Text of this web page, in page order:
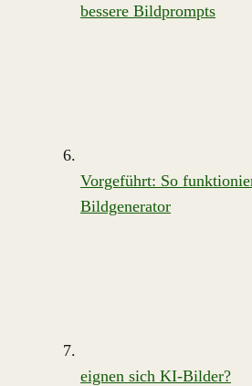
bessere Bildprompts
Vorgeführt: So
Bildgenerator
eignen sich KI-Bilder?